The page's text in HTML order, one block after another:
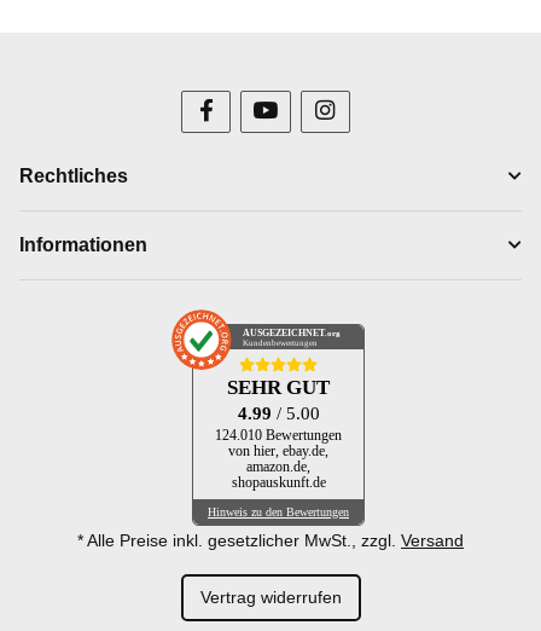
Rechtliches
Informationen
AUSGEZEICHNET .org
Kundenbewertungen
SEHR GUT
4.99 / 5.00
124.010 Bewertungen
von hier, ebay.de,
amazon.de,
shopauskunft.de
Hinweis zu den Bewertungen
* Alle Preise inkl. gesetzlicher MwSt., zzgl. Versand
Vertrag widerrufen